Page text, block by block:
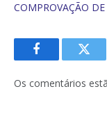
COMPROVAÇÃO
Facebook
Os comentários